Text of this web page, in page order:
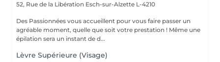
52, Rue de la Libération Esch-sur-Alzette L-4210
Des Passionnées vous accueillent pour vous faire passer un
agréable moment, quelle que soit votre prestation ! Même une
épilation sera un instant de d...
Lèvre Supérieure (Visage)